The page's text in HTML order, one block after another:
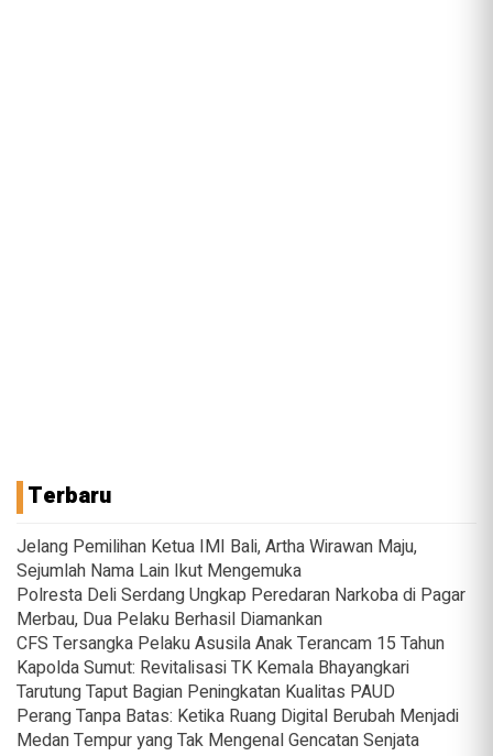
Terbaru
Jelang Pemilihan Ketua IMI Bali, Artha Wirawan Maju,
Sejumlah Nama Lain Ikut Mengemuka
Polresta Deli Serdang Ungkap Peredaran Narkoba di Pagar
Merbau, Dua Pelaku Berhasil Diamankan
CFS Tersangka Pelaku Asusila Anak Terancam 15 Tahun
Kapolda Sumut: Revitalisasi TK Kemala Bhayangkari
Tarutung Taput Bagian Peningkatan Kualitas PAUD
Perang Tanpa Batas: Ketika Ruang Digital Berubah Menjadi
Medan Tempur yang Tak Mengenal Gencatan Senjata